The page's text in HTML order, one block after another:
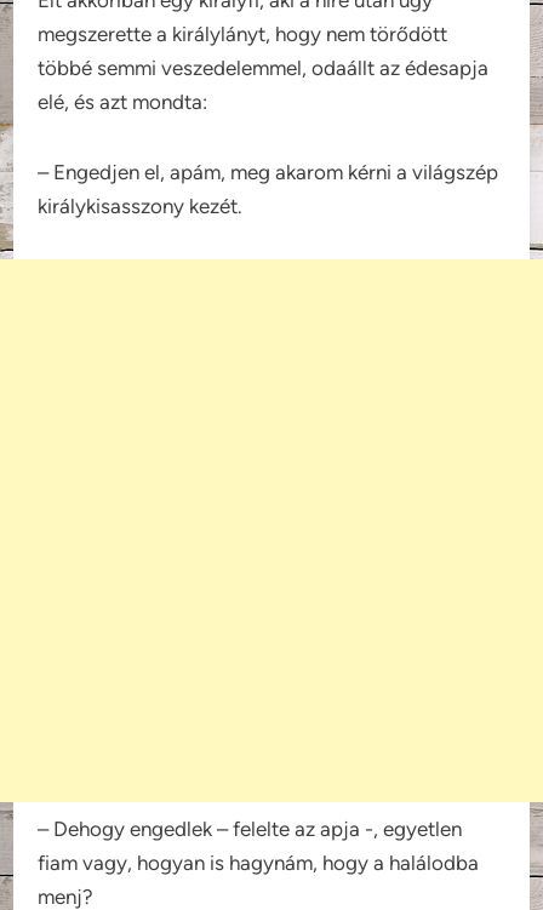
megszerette a királylányt, hogy nem törődött
többé semmi veszedelemmel, odaállt az édesapja
elé, és azt mondta:
– Engedjen el, apám, meg akarom kérni a világszép
királykisasszony kezét.
– Dehogy engedlek – felelte az apja -, egyetlen
fiam vagy, hogyan is hagynám, hogy a halálodba
menj?